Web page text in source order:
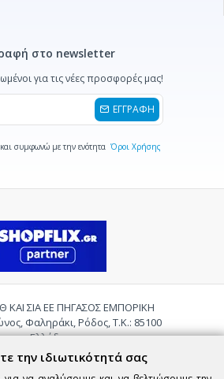
στο newsletter
για τις νέες προσφορές μας!
ΕΓΓΡΑΦΗ
συμφωνώ με την ενότητα Όροι Χρήσης
ΚΑΙ ΣΙΑ ΕΕ ΠΗΓΑΣΟΣ ΕΜΠΟΡΙΚΗ
Φαληράκι, Ρόδος, Τ.Κ.: 85100
Ελλάδα
Τηλ.:2241085059
pigasosemporiki@gmail.com
την ιδιωτικότητά σας